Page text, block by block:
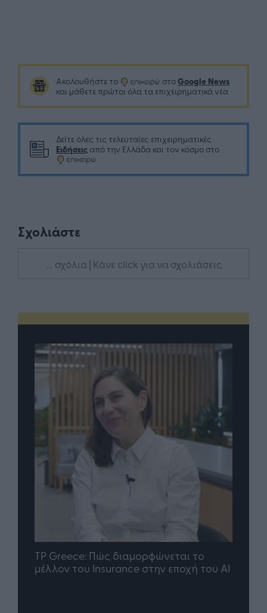
Ακολουθήστε το στο Google News
και μάθετε πρώτοι όλα τα επιχειρηματικά νέα
Δείτε όλες τις τελευταίες επιχειρηματικές
Ειδήσεις από την Ελλάδα και τον κόσμο στο
Σχολιάστε
... σχόλια | Κάνε click για να σχολιάσεις
TP Greece: Πώς διαμορφώνεται το
μέλλον του Insurance στην εποχή του AI